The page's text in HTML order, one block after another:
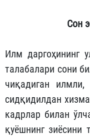
Сон
Илм даргоҳининг
талабалари сони
чиқадиган
сидқидилдан
кадрлар билан
қуёшнинг зиёсини